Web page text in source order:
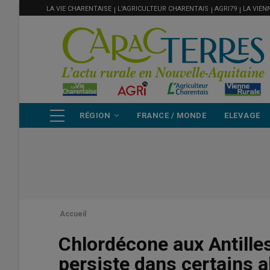
MENU
FILIÈRE
LA VIE CHARENTAISE L'AGRICULTEUR CHARENTAIS AGRI79 LA
PRINCIPALE
RÉGION FRANCE / MONDE ELEVAGE
Accueil
Chlordécone aux
persiste dans certains